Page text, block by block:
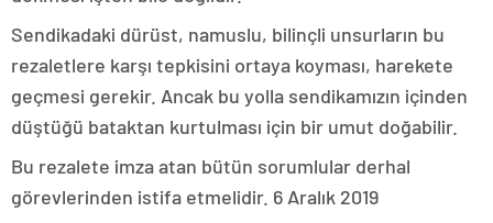
Sendikadaki dürüst, namuslu, bilinçli unsurların bu
rezaletlere karşı tepkisini ortaya koyması, harekete
geçmesi gerekir. Ancak bu yolla sendikamızın içinden
düştüğü bataktan kurtulması için bir umut doğabilir.
Bu rezalete imza atan bütün sorumlular derhal
görevlerinden istifa etmelidir. 6 Aralık 2019